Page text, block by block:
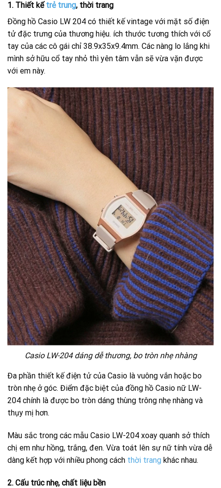
1. Thiết kế trẻ trung, thời trang
Đồng hồ Casio LW 204 có thiết kế vintage với mặt số điện
tử đặc trưng của thương hiệu. ích thước tương thích với cổ
tay của các cô gái chỉ 38.9x35x9.4mm. Các nàng lo lắng khi
mình sở hữu cổ tay nhỏ thì yên tâm vẫn sẽ vừa vặn được
với em này.
Casio LW-204 dáng dễ thương, bo tròn nhẹ nhàng
Đa phần thiết kế điện tử của Casio là vuông vắn hoặc bo
tròn nhẹ ở góc. Điểm đặc biệt của đồng hồ Casio nữ LW-
204 chính là được bo tròn dáng thùng trông nhẹ nhàng và
thụy mị hơn.
Màu sắc trong các mẫu Casio LW-204 xoay quanh sở thích
chị em như hồng, trắng, đen. Vừa toát lên sự nữ tính vừa dễ
dàng kết hợp với nhiều phong cách thời trang khác nhau.
2. Cấu trúc nhẹ, chất liệu bền